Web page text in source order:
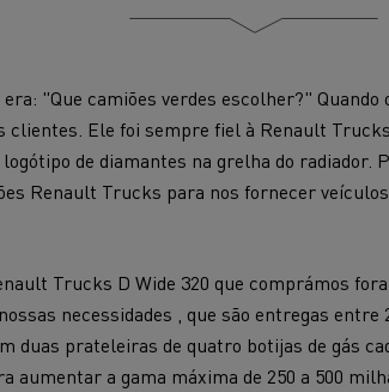
de emergência e
"Que camiões verdes escolher?" Quando
Ele foi sempre fiel à Renault
de diamantes na grelha do
Renault Trucks para nos fornecer
Trucks D Wide 320 que comprámos
necessidades , que são entregas
duas prateleiras de quatro botijas de gás
aumentar a gama máxima de 250 a 500